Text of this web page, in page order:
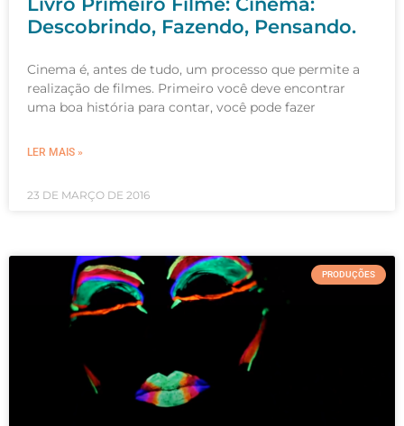
Descobrindo, Fazendo, Pensando.
Cinema é, antes de tudo, um processo que permite a
realização de filmes. Primeiro você deve encontrar
uma boa história para contar, você pode fazer
LER MAIS »
23 DE MARÇO DE 2016
PRODUÇÕES